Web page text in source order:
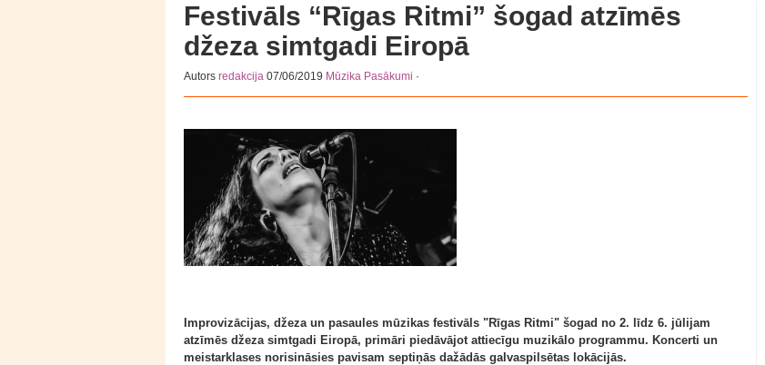
Festivāls “Rīgas Ritmi” šogad atzīmēs
džeza simtgadi Eiropā
Autors redakcija 07/06/2019 Mūzika Pasākumi ·
Improvizācijas, džeza un pasaules mūzikas festivāls "Rīgas Ritmi" šogad no 2. līdz 6. jūlijam
atzīmēs džeza simtgadi Eiropā, primāri piedāvājot attiecīgu muzikālo programmu. Koncerti un
meistarklases norisināsies pavisam septiņās dažādās galvaspilsētas lokācijās.